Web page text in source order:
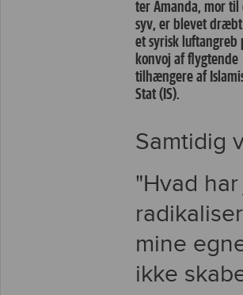
ter Amanda, mor til
syv, er blevet
et syrisk luftangreb
konvoj af flygtende
tilhængere af
Stat (IS).
Samtidig
"Hvad
mine
ikke